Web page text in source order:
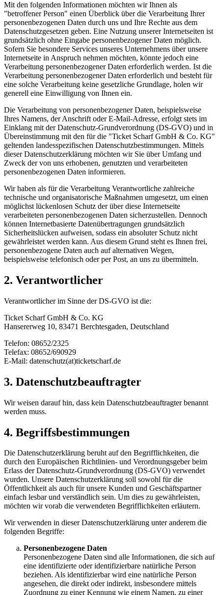
Mit den folgenden Informationen möchten wir Ihnen als
"betroffener Person" einen Überblick über die Verarbeitung Ihrer
personenbezogenen Daten durch uns und Ihre Rechte aus dem
Datenschutzgesetzen geben. Eine Nutzung unserer Internetseiten ist
grundsätzlich ohne Eingabe personenbezogener Daten möglich.
Sofern Sie besondere Services unseres Unternehmens über unsere
Internetseite in Anspruch nehmen möchten, könnte jedoch eine
Verarbeitung personenbezogener Daten erforderlich werden. Ist die
Verarbeitung personenbezogener Daten erforderlich und besteht für
eine solche Verarbeitung keine gesetzliche Grundlage, holen wir
generell eine Einwilligung von Ihnen ein.
Die Verarbeitung von personenbezogener Daten, beispielsweise
Ihres Namens, der Anschrift oder E-Mail-Adresse, erfolgt stets im
Einklang mit der Datenschutz-Grundverordnung (DS-GVO) und in
Übereinstimmung mit den für die "Ticket Scharf GmbH & Co. KG"
geltenden landesspezifischen Datenschutzbestimmungen. Mittels
dieser Datenschutzerklärung möchten wir Sie über Umfang und
Zweck der von uns erhobenen, genutzten und verarbeiteten
personenbezogenen Daten informieren.
Wir haben als für die Verarbeitung Verantwortliche zahlreiche
technische und organisatorische Maßnahmen umgesetzt, um einen
möglichst lückenlosen Schutz der über diese Internetseite
verarbeiteten personenbezogenen Daten sicherzustellen. Dennoch
können Internetbasierte Datenübertragungen grundsätzlich
Sicherheitslücken aufweisen, sodass ein absoluter Schutz nicht
gewährleistet werden kann. Aus diesem Grund steht es Ihnen frei,
personenbezogene Daten auch auf alternativen Wegen,
beispielsweise telefonisch oder per Post, an uns zu übermitteln.
2. Verantwortlicher
Verantwortlicher im Sinne der DS-GVO ist die:
Ticket Scharf GmbH & Co. KG
Hansererweg 10, 83471 Berchtesgaden, Deutschland
Telefon: 08652/2325
Telefax: 08652/690929
E-Mail: datenschutz(at)ticketscharf.de
3. Datenschutzbeauftragter
Wir weisen darauf hin, dass kein Datenschutzbeauftragter benannt
werden muss.
4. Begriffsbestimmungen
Die Datenschutzerklärung beruht auf den Begrifflichkeiten, die
durch den Europäischen Richtlinien- und Verordnungsgeber beim
Erlass der Datenschutz-Grundverordnung (DS-GVO) verwendet
wurden. Unsere Datenschutzerklärung soll sowohl für die
Öffentlichkeit als auch für unsere Kunden und Geschäftspartner
einfach lesbar und verständlich sein. Um dies zu gewährleisten,
möchten wir vorab die verwendeten Begrifflichkeiten erläutern.
Wir verwenden in dieser Datenschutzerklärung unter anderem die
folgenden Begriffe:
Personenbezogene Daten
Personenbezogene Daten sind alle Informationen, die sich auf
eine identifizierte oder identifizierbare natürliche Person
beziehen. Als identifizierbar wird eine natürliche Person
angesehen, die direkt oder indirekt, insbesondere mittels
Zuordnung zu einer Kennung wie einem Namen, zu einer